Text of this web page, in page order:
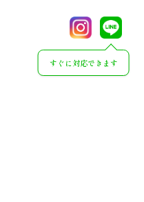
すぐに対応できます